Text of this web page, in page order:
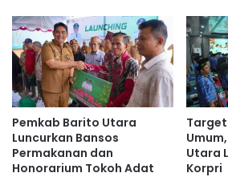
Pemkab Barito Utara
Luncurkan Bansos
Permakanan dan
Honorarium Tokoh Adat
Utara
Korpri